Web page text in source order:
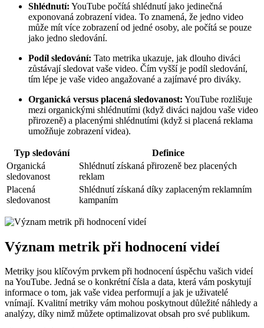
Shlédnutí: YouTube počítá shlédnutí jako jedinečná
exponovaná zobrazení videa. To znamená, že jedno video
může mít více zobrazení od jedné osoby, ale počítá se pouze
jako jedno sledování.
Podíl sledování: Tato metrika ukazuje, jak dlouho diváci
zůstávají sledovat vaše video. Čím vyšší je podíl sledování,
tím lépe je vaše video angažované a zajímavé pro diváky.
Organická versus placená sledovanost: YouTube rozlišuje
mezi organickými shlédnutími (když diváci najdou vaše video
přirozeně) a placenými shlédnutími (když si placená reklama
umožňuje zobrazení videa).
Typ sledování
Definice
Organická
sledovanost
Shlédnutí získaná přirozeně bez placených
reklam
Placená
sledovanost
Shlédnutí získaná díky zaplaceným reklamním
kampaním
Význam metrik při hodnocení videí
Metriky jsou klíčovým prvkem při hodnocení úspěchu vašich videí
na YouTube. Jedná se o konkrétní čísla a data, která vám poskytují
informace o tom, jak vaše videa performují a jak je uživatelé
vnímají. Kvalitní metriky vám mohou poskytnout důležité náhledy a
analýzy, díky nimž můžete optimalizovat obsah pro své publikum.